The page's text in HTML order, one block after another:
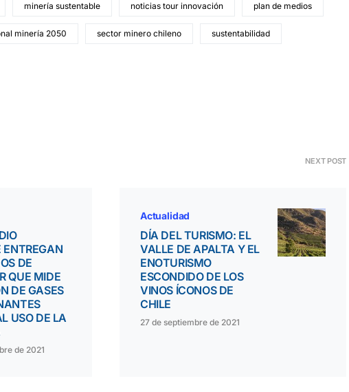
minería sustentable noticias tour innovación plan de medios
minería 2050 sector minero chileno sustentabilidad
DE
QUE MIDE
DE GASES
USO DE LA
de 2021
NEXT POST
Actualidad
DÍA DEL TURISMO: EL
VALLE DE APALTA Y EL
ENOTURISMO
ESCONDIDO DE LOS
VINOS ÍCONOS DE
CHILE
27 de septiembre de 2021